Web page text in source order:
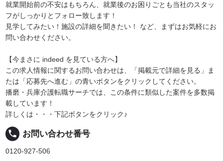
就業開始前の不安はもちろん、就業後のお困りごとも当社のスタッ
フがしっかりとフォロー致します！
見学してみたい！施設の詳細を聞きたい！ など、まずはお気軽にお
問い合わせください。
【今まさに indeed を見ている方へ】
この求人情報に関するお問い合わせは、「掲載元で詳細を見る」ま
たは「応募先へ進む」の青いボタンをクリックしてください。
播磨・兵庫介護転職サーチでは、この条件に類似した案件を多数掲
載しています！
詳しくは・・・下記ボタンをクリック♪
local_phone お問い合わせ番号
0120-927-506